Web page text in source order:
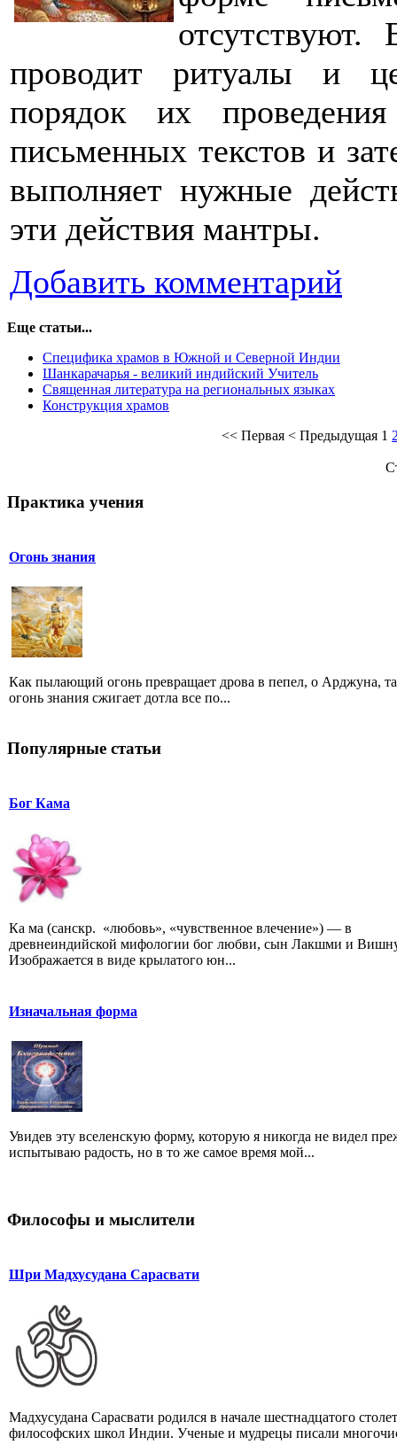
проводит ритуалы и
порядок их
письменных текстов и
выполняет нужные
эти действия мантры.
Добавить комментарий
Еще статьи...
Специфика храмов в Южной и Северной Индии
Шанкарачарья - великий индийский Учитель
Священная литература на региональных языках
Конструкция храмов
<< Первая < Предыдущая 1
Практика учения
Огонь знания
Как пылающий огонь превращает дрова в пепел, о Арджуна,
огонь знания сжигает дотла все по...
Популярные статьи
Бог Кама
Ка ма (санскр. «любовь», «чувственное влечение») — в
древнеиндийской мифологии бог любви, сын Лакшми и
Изображается в виде крылатого юн...
Изначальная форма
Увидев эту вселенскую форму, которую я никогда не видел
испытываю радость, но в то же самое время мой...
Философы и мыслители
Шри Мадхусудана Сарасвати
Мадхусудана Сарасвати родился в начале шестнадцатого
философских школ Индии. Ученые и мудрецы писали